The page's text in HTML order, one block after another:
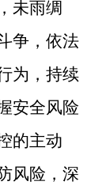
未雨绸
争，依法
为，持续
安全风险
的主动
风险 ， 深